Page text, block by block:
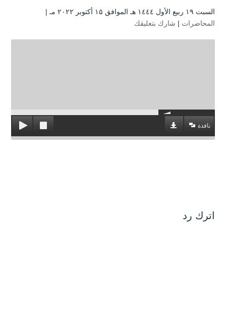
السبت ۱۹ ربيع الأول ۱٤٤٤ هـ الموافق ۱۵ أكتوبر ۲۰۲۲ مـ |
المحاضرات | شارك بتعليقك
نافذة
اترك رد